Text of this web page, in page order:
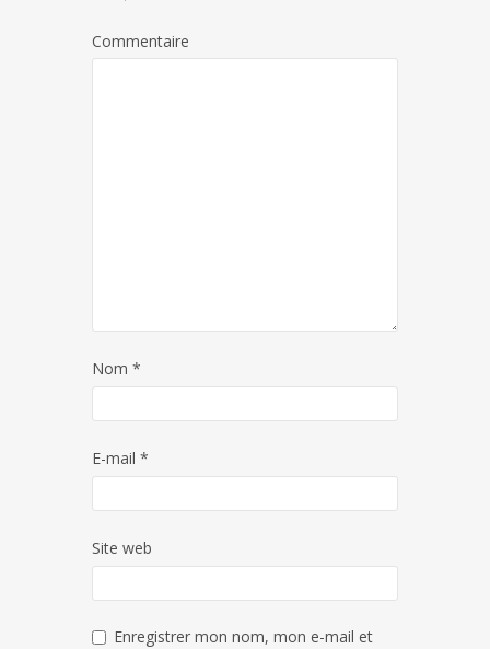
Commentaire
Nom *
E-mail *
Site web
Enregistrer mon nom, mon e-mail et